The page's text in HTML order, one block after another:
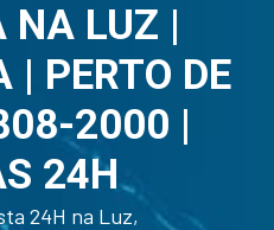
NA LUZ |
| PERTO DE
2000 |
24H
24H na Luz,